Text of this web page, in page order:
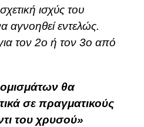
ισχύς του
αγνοηθεί εντελώς.
τον 2ο ή τον 3ο από
θα
σε πραγματικούς
του χρυσού»